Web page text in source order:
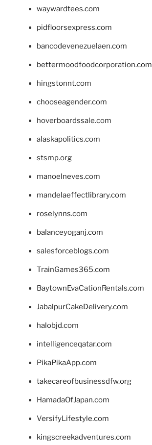
waywardtees.com
pidfloorsexpress.com
bancodevenezuelaen.com
bettermoodfoodcorporation.com
hingstonnt.com
chooseagender.com
hoverboardssale.com
alaskapolitics.com
stsmp.org
manoelneves.com
mandelaeffectlibrary.com
roselynns.com
balanceyoganj.com
salesforceblogs.com
TrainGames365.com
BaytownEvaCationRentals.com
JabalpurCakeDelivery.com
halobjd.com
intelligenceqatar.com
PikaPikaApp.com
takecareofbusinessdfw.org
HamadaOfJapan.com
VersifyLifestyle.com
kingscreekadventures.com